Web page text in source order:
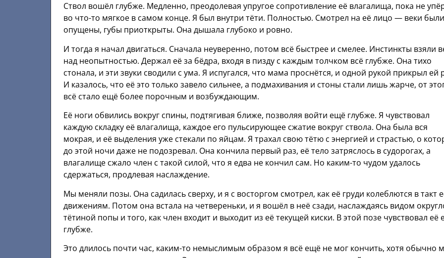
Ствол вошёл глубже. Медленно, преодолевая упругое сопротивление её влагалища, пока не
во что-то мягкое в самом конце. Я был внутри тёти. Полностью. Смотрел на её лицо — веки были
опущены, губы приоткрыты. Она дышала глубоко и ровно.
И тогда я начал двигаться. Сначала неуверенно, потом всё быстрее и смелее. Инстинкты взяли
над неопытностью. Держал её за бёдра, входя в пизду с каждым толчком всё глубже. Она тихо
стонала, и эти звуки сводили с ума. Я испугался, что мама проснётся, и одной рукой прикрыл ей
И казалось, что её это только завело сильнее, а подмахивания и стоны стали лишь жарче, от
всё стало ещё более порочным и возбуждающим.
Её ноги обвились вокруг спины, подтягивая ближе, позволяя войти ещё глубже. Я чувствовал
каждую складку её влагалища, каждое его пульсирующее сжатие вокруг ствола. Она была вся
мокрая, и её выделения уже стекали по яйцам. Я трахал свою тётю с энергией и страстью, о
до этой ночи даже не подозревал. Она кончила первый раз, её тело затряслось в судорогах, а
влагалище сжало член с такой силой, что я едва не кончил сам. Но каким-то чудом удалось
сдержаться, продлевая наслаждение.
Мы меняли позы. Она садилась сверху, и я с восторгом смотрел, как её груди колеблются в такт
движениям. Потом она встала на четвереньки, и я вошёл в неё сзади, наслаждаясь видом
тётиной попы и того, как член входит и выходит из её текущей киски. В этой позе чувствовал её
глубже.
Это длилось почти час, каким-то немыслимым образом я всё ещё не мог кончить, хотя обычно